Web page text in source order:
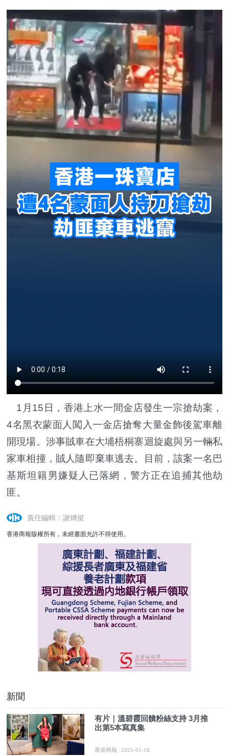
1月15日，香港上水一間金店發生一宗搶劫案，
4名黑衣蒙面人闖入一金店搶奪大量金飾後駕車離
開現場。涉事賊車在大埔梧桐寨迴旋處與另一輛私
家車相撞，賊人隨即棄車逃去。目前，該案一名巴
基斯坦籍男嫌疑人已落網，警方正在追捕其他劫
匪。
責任編輯：謝燁挺
香港商報版權所有，未經書面允許不得使用。
新聞
有片｜溫碧霞回饋粉絲支持 3月推
出第5本寫真集
香港商報 2025-01-16